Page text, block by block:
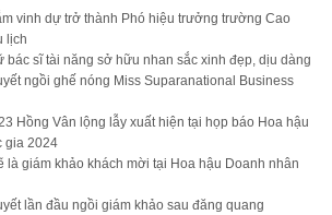
vinh dự trở thành Phó hiệu trưởng trường Cao
lịch
bác sĩ tài năng sở hữu nhan sắc xinh đẹp, dịu dàng
ngồi ghế nóng Miss Suparanational Business
Hồng Vân lộng lẫy xuất hiện tại họp báo Hoa hậu
gia 2024
là giám khảo khách mời tại Hoa hậu Doanh nhân
lần đầu ngồi giám khảo sau đăng quang